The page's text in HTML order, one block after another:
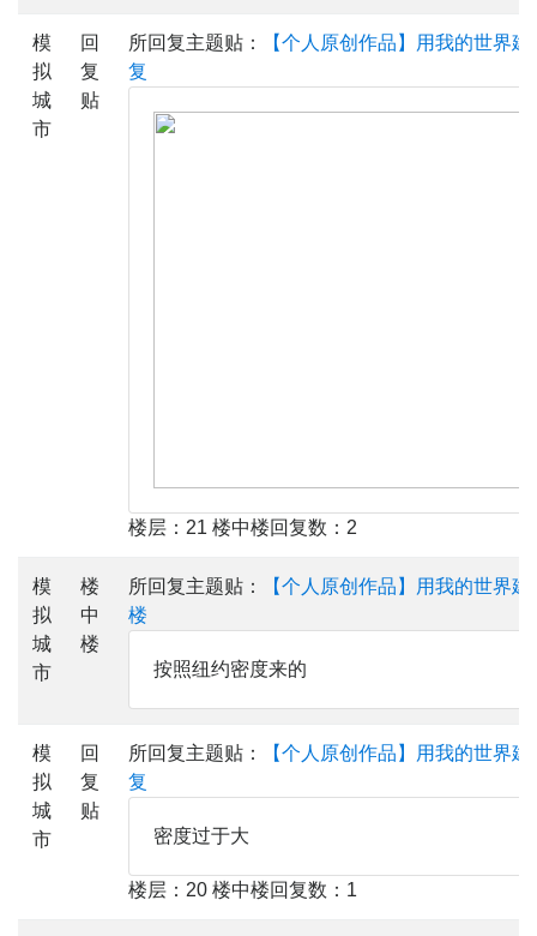
模
拟
城
市
回
复
贴
所回复主题贴：
【个人原创作品】用我的世界
复
楼层：21 楼中楼回复数：2
模
拟
城
市
楼
中
楼
所回复主题贴：
【个人原创作品】用我的世界
楼
按照纽约密度来的
模
拟
城
市
回
复
贴
所回复主题贴：
【个人原创作品】用我的世界
复
密度过于大
楼层：20 楼中楼回复数：1